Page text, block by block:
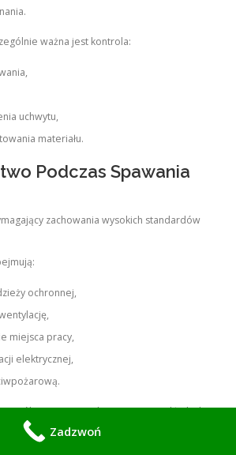
ważna jest kontrola:
uchwytu,
materiału.
Podczas Spawania
zachowania wysokich standardów
ochronnej,
miejsca pracy,
elektrycznej,
ważne podczas pracy w zakładach
placach budowy w Sulejówku.
Zadzwoń